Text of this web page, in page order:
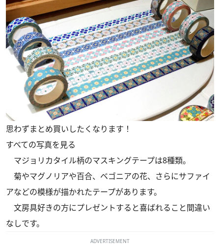
思わずまとめ買いしたくなります！
すべての写真を見る
マジョリカタイル柄のマスキングテープは8種類。
菊やマグノリアや百合、ベゴニアの花、さらにサファイ
アなどの模様が描かれたテープがあります。
文房具好きの方にプレゼントすると喜ばれること間違い
なしです。
ADVERTISEMENT